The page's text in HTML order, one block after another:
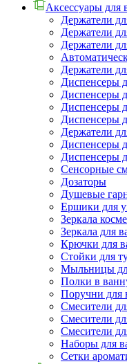
Аксессуары для
Держатели
Держатели
Держатели
Держатели
Диспенсеры
Диспенсеры
Диспенсеры
Диспенсеры
Держатели
Диспенсеры
Диспенсеры
Сенсорные
Дозаторы
Душевые
Ершики для
Зеркала
Зеркала для
Крючки для
Стойки для
Мыльницы
Полки в
Поручни для
Смесители
Смесители
Смесители
Наборы для
Сетки